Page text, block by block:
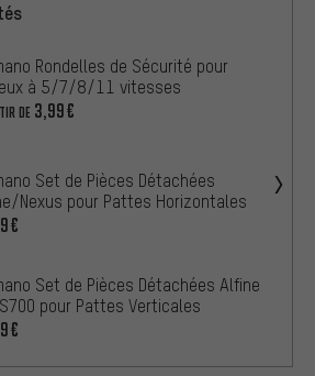
Rondelles de Sécurité pour
à 5/7/8/11 vitesses
DE 3,99€
Set de Pièces Détachées
Nexus pour Pattes Horizontales
Set de Pièces Détachées Alfine
pour Pattes Verticales